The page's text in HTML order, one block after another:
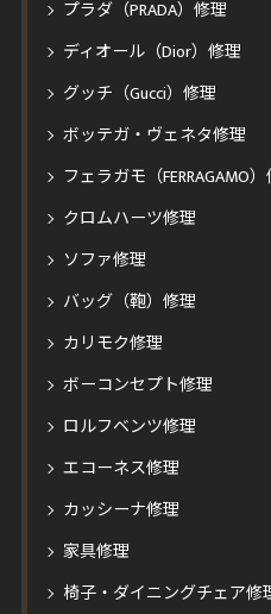
プラダ（PRADA）修理
ディオール（Dior）修理
グッチ（Gucci）修理
ボッテガ・ヴェネタ修理
フェラガモ（FERRAGAMO
クロムハーツ修理
ソファ修理
バッグ（鞄）修理
カリモク修理
ボーコンセプト修理
ロルフベンツ修理
エコーネス修理
カッシーナ修理
家具修理
椅子・ダイニングチェア修